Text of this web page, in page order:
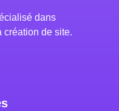
dans
création de site.